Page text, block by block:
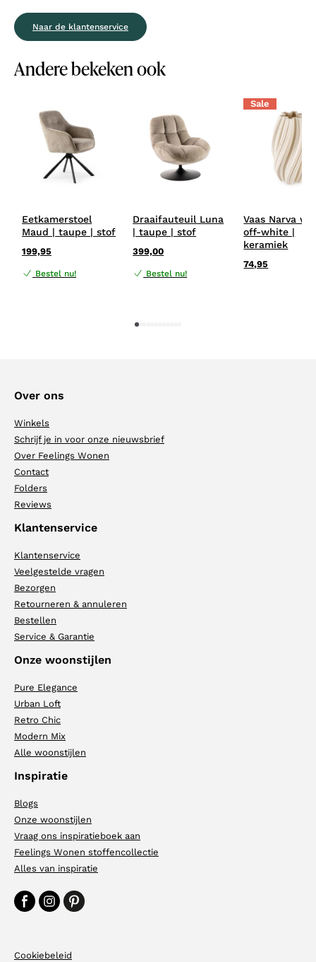
Naar de klantenservice
Andere bekeken ook
Eetkamerstoel
Maud | taupe | stof
199,95
Bestel nu!
Draaifauteuil Luna
| taupe | stof
399,00
Bestel nu!
Sale
Vaas Narva
off-white |
keramiek
74,95
1
Over ons
Winkels
Schrijf je in voor onze nieuwsbrief
Over Feelings Wonen
Contact
Folders
Reviews
Klantenservice
Klantenservice
Veelgestelde vragen
Bezorgen
Retourneren & annuleren
Bestellen
Service & Garantie
Onze woonstijlen
Pure Elegance
Urban Loft
Retro Chic
Modern Mix
Alle woonstijlen
Inspiratie
Blogs
Onze woonstijlen
Vraag ons inspiratieboek aan
Feelings Wonen stoffencollectie
Alles van inspiratie
Cookiebeleid